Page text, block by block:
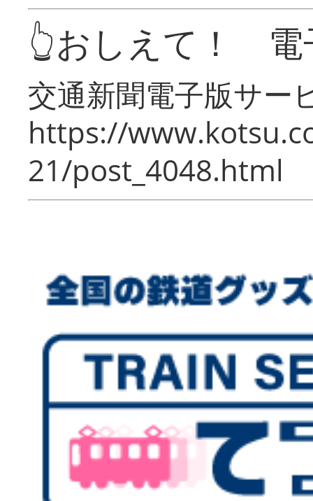
👆おしえて！ 電
交通新聞電子版サー
https://
21/post_4048.html